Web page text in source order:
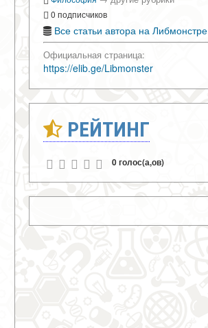
0 подписчиков
Все статьи автора на Либмонстре
Официальная страница:
https://elib.ge/Libmonster
РЕЙТИНГ
0 голос(а,ов)